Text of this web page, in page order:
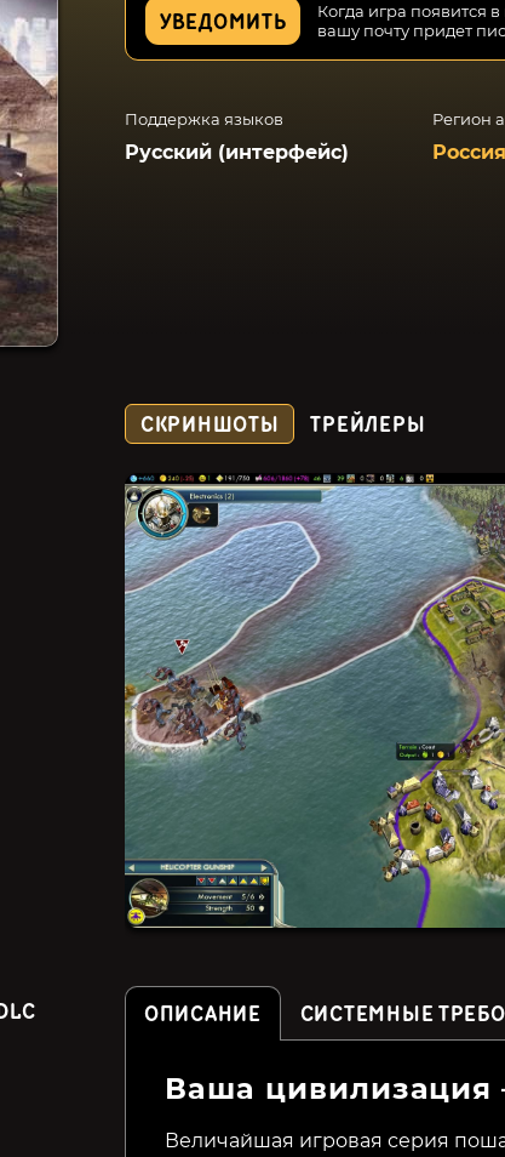
УВЕДОМИТЬ
Когда игра появится
вашу почту придет
Поддержка языков
Русский (интерфейс)
Регион
СКРИНШОТЫ ТРЕЙЛЕРЫ
ОПИСАНИЕ СИСТЕМНЫЕ
Ваша
Величайшая игровая серия